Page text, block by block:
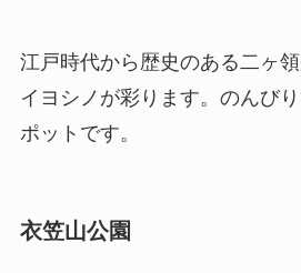
江戸時代から歴史のある二ヶ
イヨシノが彩ります。のんび
ポットです。
衣笠山公園